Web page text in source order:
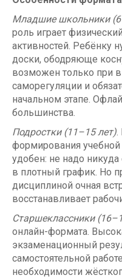
Младшие школьники
роль играет
активностей. Ребёнку
доски, ободряюще
возможен только при
саморегуляции и
начальном этапе.
большинства.
Подростки (11–15 лет)
формирования учебной
удобен: не надо никуда
в плотный график. Но
дисциплиной очная
восстанавливает
Старшеклассники
онлайн-формата.
экзаменационный
самостоятельной
необходимости